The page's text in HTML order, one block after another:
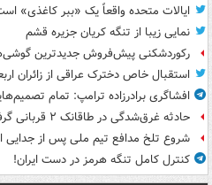
ایالات متحده واقعاً یک «ببر کاغذی»
نمایی زیبا از تنگه کریان جزیره قشم
رکوردشکنی پیش‌فروش جدیدترین
استقبال خاص دخترک عراقی از زائران
افشاگری برادرزاده ترامپ: تمام
حادثه غرق‌شدگی در طاقانک ۲ قربانی گرفت
شروع تلخ مدافع تیم ملی پس از جدایی
کنترل کامل تنگه هرمز در دست ایران!